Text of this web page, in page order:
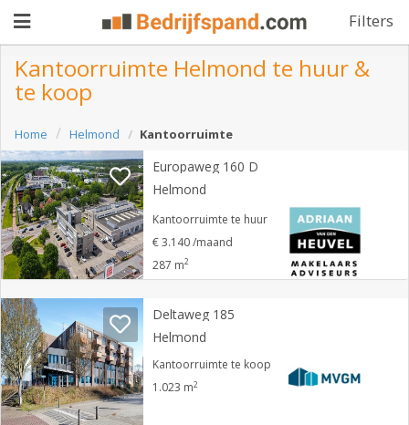
Filters
aanbieden
Pand
zoeken
Waarom
adverteren
Premium
adverteren
Registreren
Login
Kantoorruimte Helmond te huur &
te koop
Home Helmond Kantoorruimte
Europaweg 160 D
Helmond
Kantoorruimte te huur
€ 3.140 /maand
287 m2
Deltaweg 185
Helmond
Kantoorruimte te koop
1.023 m2